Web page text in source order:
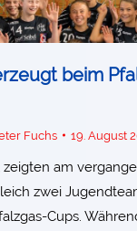
beim
Fuchs 19. August
am
zwei
Cups.